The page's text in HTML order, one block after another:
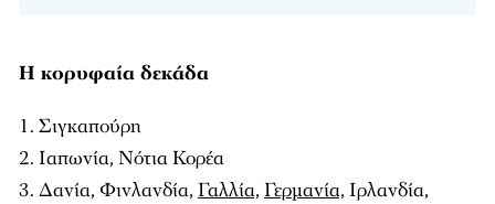
Η κορυφαία δεκάδα
Σιγκαπούρη
Ιαπωνία, Νότια Κορέα
Δανία, Φινλανδία, Γαλλία, Γερμανία, Ιρλανδία,